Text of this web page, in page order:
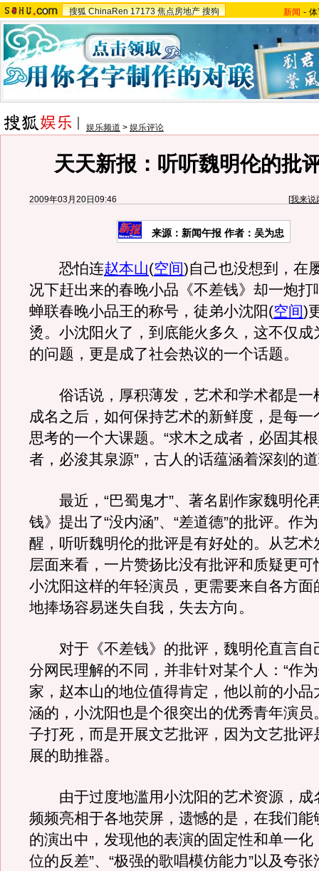
搜狐 ChinaRen 17173 焦点房地产 搜狗 新闻 -
娱乐频道 > 娱乐评论
天天新报：听听魏明伦的批
2009年03月20日09:46 [我来说
来源：新闻午报 作者：吴为忠
恐怕连赵本山(空间)自己也没想到，在
况下赶出来的春晚小品《不差钱》却一炮打
蝉联春晚小品王的称号，徒弟小沈阳(空间)
烫。小沈阳火了，到底能火多久，这不仅成
的问题，更是成了社会热议的一个话题。
俗话说，厚积薄发，艺术和学术都是一
成名之后，如何保持艺术的新鲜度，是每一
思考的一个大课题。“求木之成者，必固其
者，必浚其泉源”，古人的话蕴涵着深刻的
最近，“巴蜀鬼才”、著名剧作家魏明伦
钱》提出了“没内涵”、“差道德”的批评。作
醒，听听魏明伦的批评是有好处的。从艺术
层面来看，一片赞扬比没有批评和质疑更可
小沈阳这样的年轻演员，更需要来自各方面
地捧场容易迷失自我，失去方向。
对于《不差钱》的批评，魏明伦直言自
分网民理解的不同，并非针对某个人：“作
家，赵本山的地位值得肯定，他以前的小品
涵的，小沈阳也是个很突出的优秀青年演员
子打死，而是开展文艺批评，因为文艺批评
展的助推器。
由于过度地滥用小沈阳的艺术资源，成
频频亮相于各地荧屏，遗憾的是，在我们能
的演出中，发现他的表演的固定性和单一化
位的反差”、“极强的歌唱模仿能力”以及夸